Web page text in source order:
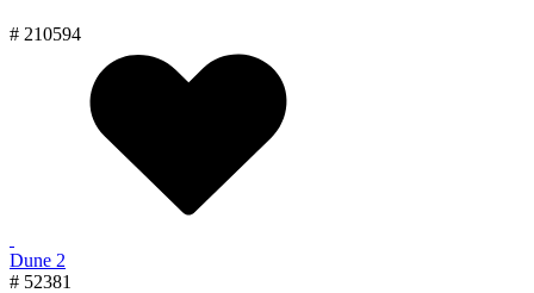
# 210594
Dune 2
# 52381